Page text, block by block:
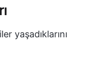
yaşadıklarını